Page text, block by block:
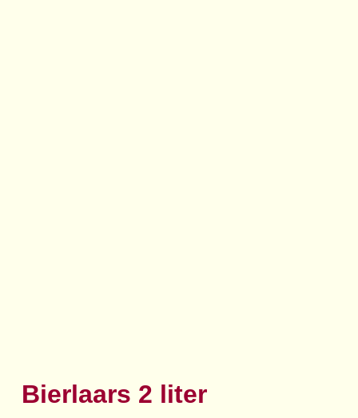
Bierlaars 2 liter